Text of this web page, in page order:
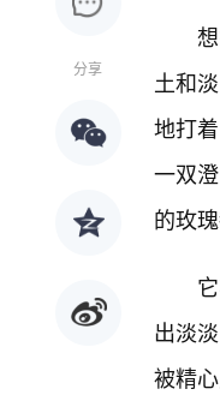
分享
土和
地打
一双
的玫
出淡
被精